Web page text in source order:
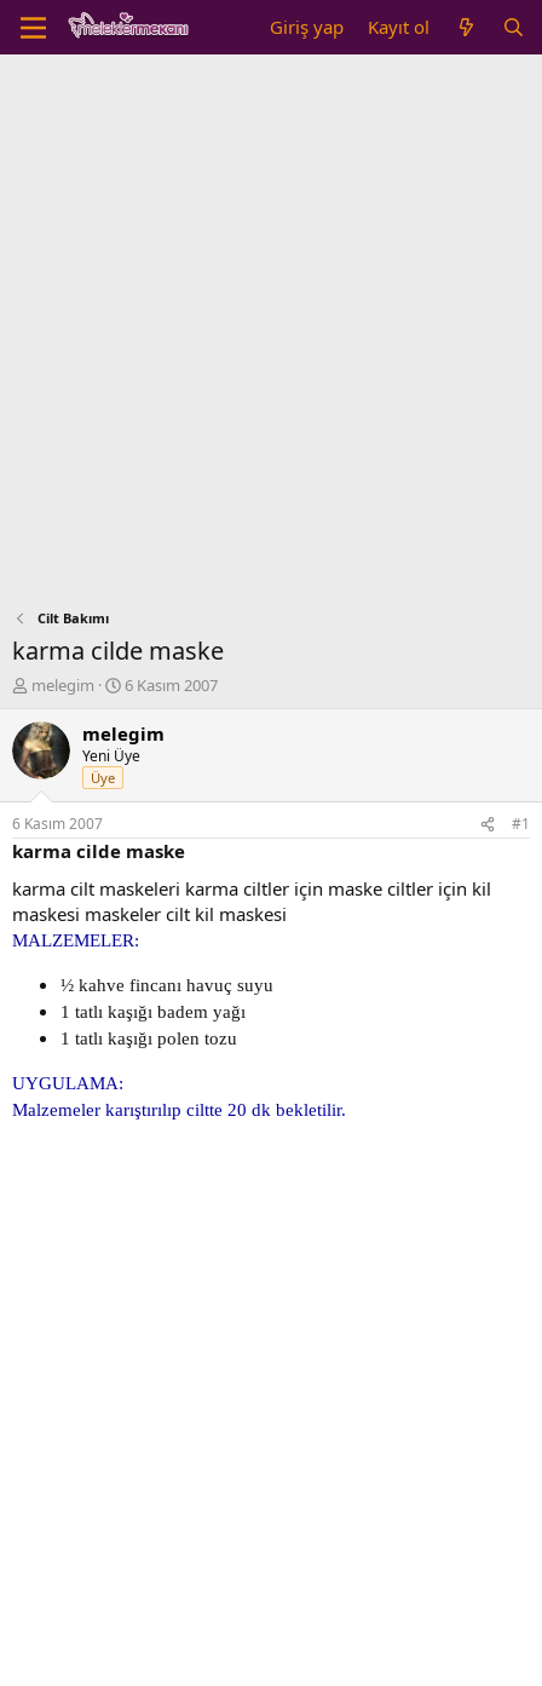
Giriş yap Kayıt ol
Cilt Bakımı
karma cilde maske
K
n
b
u
y
u
b
a
l
a
t
melegim
B
ş
l
a
ı
ç
a
r
i
6 Kasım 2007
melegim
Yeni Üye
Üye
6 Kasım 2007 #1
karma cilde maske
karma cilt maskeleri karma ciltler için maske ciltler için kil
maskesi maskeler cilt kil maskesi
MALZEMELER:
½ kahve fincanı havuç suyu
1 tatlı kaşığı badem yağı
1 tatlı kaşığı polen tozu
UYGULAMA:
Malzemeler karıştırılıp ciltte 20 dk bekletilir.